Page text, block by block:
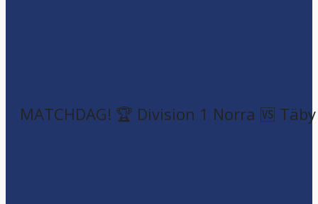
MATCHDAG! 🏆 Division 1 Norra 🆚